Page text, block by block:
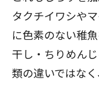
タクチイワシや
に色素のない稚
干し・ちりめん
類の違いではな